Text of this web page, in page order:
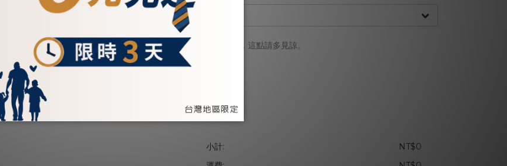
可能需要更長的工作天數。
送前或配達時會電話聯繫收件人，但不一定每位司機大哥都會，這點請多見諒。
小計:
NT$0